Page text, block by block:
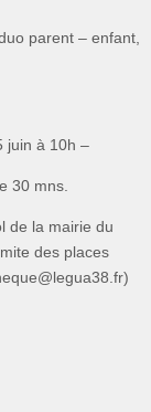
parent – enfant,
juin à 10h –
30 mns.
de la mairie du
des places